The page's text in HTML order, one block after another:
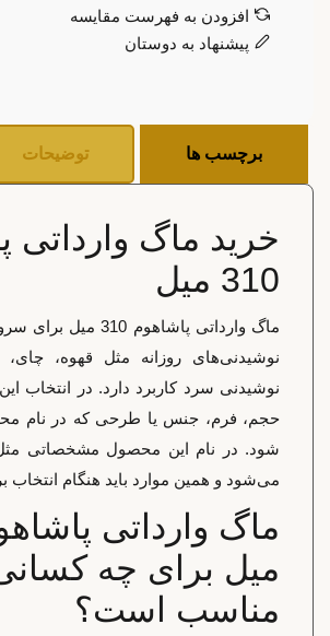
افزودن به فهرست مقایسه
پیشنهاد به دوستان
توضیحات برچسب ها
خرید ماگ وارداتی
310 میل
ماگ وارداتی پاشاهوم 310
نوشیدنی‌های روزانه مثل قهوه، چای،
نوشیدنی سرد کاربرد دارد. در انتخاب این
حجم، فرم، جنس یا طرحی که در نام
می‌شود و همین موارد باید هنگام انتخاب
میل برای چه کسانی
مناسب است؟